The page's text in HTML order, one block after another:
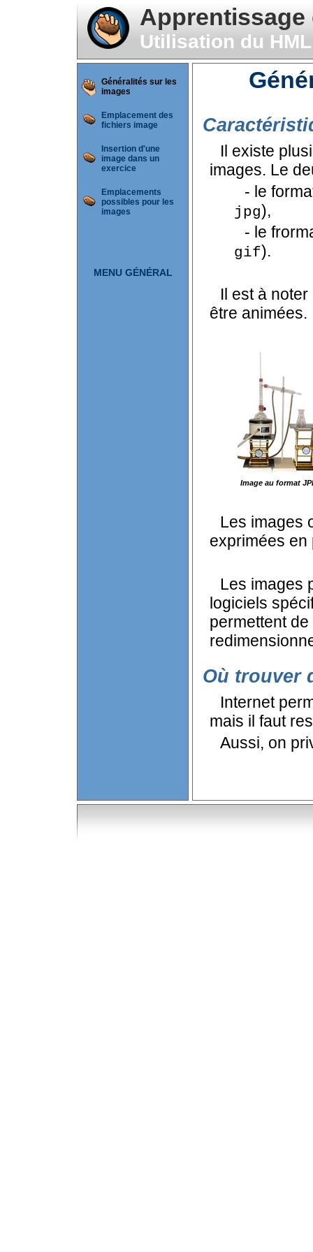
Utilisation du
Généralités sur les
images
Emplacement des
fichiers image
Insertion d'une
image dans un
exercice
Emplacements
possibles pour les
images
MENU GÉNÉRAL
Il existe
images. Le
- le
jpg),
- le
gif).
Il est à
être animées.
Image au format
Les images
exprimées en
Les images
logiciels
permettent
Où trouver
Internet
mais il faut
Aussi, on